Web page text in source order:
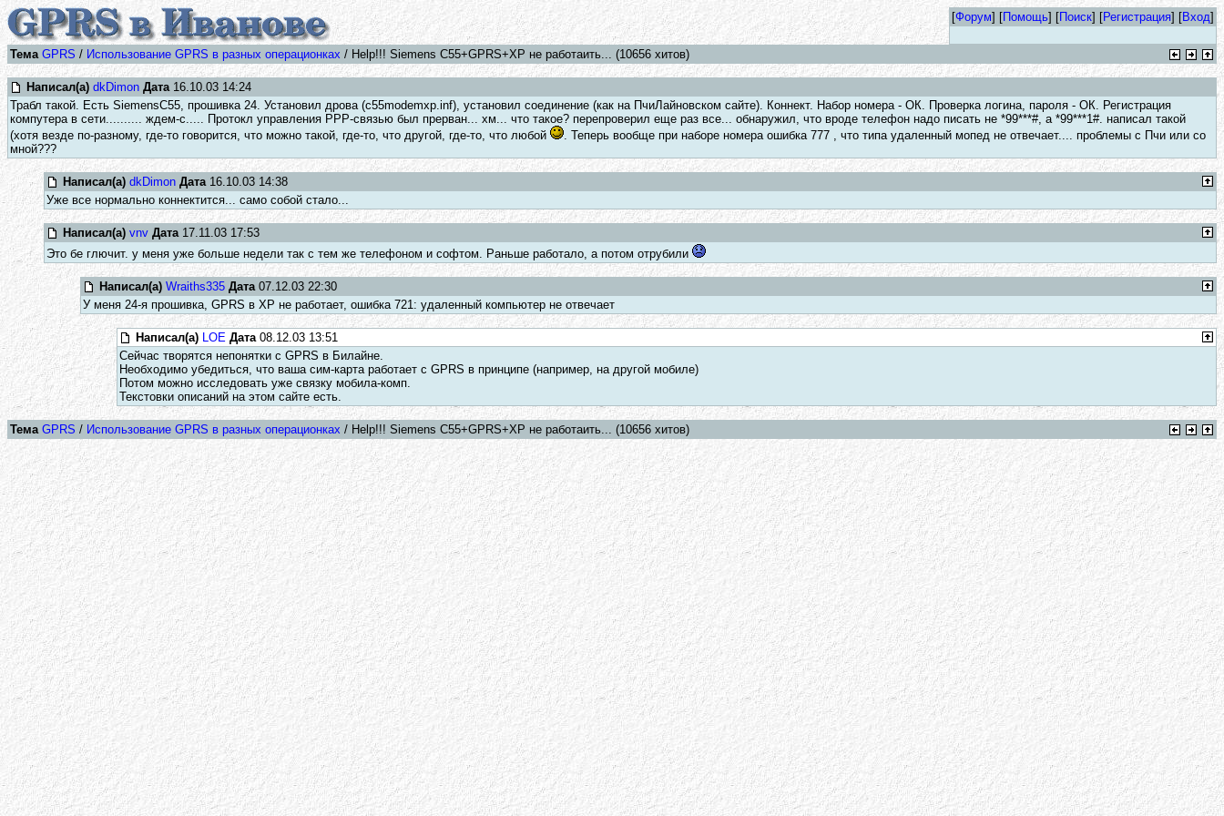
[Форум] [Помощь] [Поиск] [Регистрация] [Вход]
Тема GPRS / Использование GPRS в разных операционках / Help!!! Siemens C55+GPRS+XP не работаить... (10656 хитов)
Написал(а) dkDimon Дата16.10.03 14:24
Трабл такой. Есть SiemensC55, прошивка 24. Установил дрова (c55modemxp.inf), установил соединение (как на ПчиЛайновском сайте). Коннект. Набор номера - ОК. Проверка логина, пароля - ОК. Регистрация
компутера в сети.......... ждем-с..... Протокл управления PPP-связью был прерван... хм... что такое? перепроверил еще раз все... обнаружил, что вроде телефон надо писать не *99***#, а *99***1#. написал такой
(хотя везде по-разному, где-то говорится, что можно такой, где-то, что другой, где-то, что любой
. Теперь вообще при наборе номера ошибка 777 , что типа удаленный мопед не отвечает.... проблемы с Пчи или со
мной???
Написал(а) dkDimon Дата16.10.03 14:38
Уже все нормально коннектится... само собой стало...
Написал(а) vnv Дата17.11.03 17:53
Это бе глючит. у меня уже больше недели так с тем же телефоном и софтом. Раньше работало, а потом отрубили
Написал(а) Wraiths335 Дата07.12.03 22:30
У меня 24-я прошивка, GPRS в XP не работает, ошибка 721: удаленный компьютер не отвечает
Написал(а) LOE Дата08.12.03 13:51
Сейчас творятся непонятки с GPRS в Билайне.
Необходимо убедиться, что ваша сим-карта работает с GPRS в принципе (например, на другой мобиле)
Потом можно исследовать уже связку мобила-комп.
Текстовки описаний на этом сайте есть.
Тема GPRS / Использование GPRS в разных операционках / Help!!! Siemens C55+GPRS+XP не работаить... (10656 хитов)